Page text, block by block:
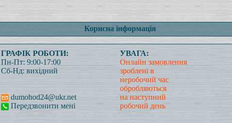
Корисна інформація
ГРАФІК РОБОТИ:
Пн-Пт: 9:00-17:00
Сб-Нд: вихідний
dumohod24@ukr.net
Передзвонити мені
УВАГА:
Онлайн замовлення
зроблені в
неробочий час
обробляються
на наступний
робочий день